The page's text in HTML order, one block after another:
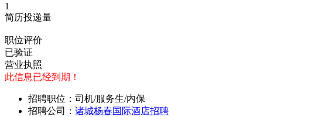
1
简历投递量
职位评价
已验证
营业执照
此信息已经到期！
招聘职位：司机/服务生/内保
招聘公司： 诸城杨春国际酒店招聘